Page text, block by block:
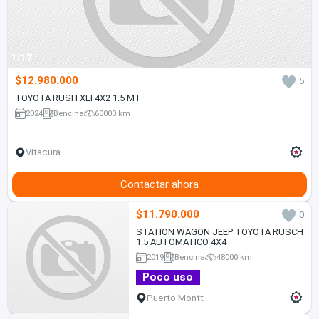
1/17
$12.980.000
5
TOYOTA RUSH XEI 4X2 1.5 MT
2024 Bencina 60000 km
Vitacura
Contactar ahora
$11.790.000
0
STATION WAGON JEEP TOYOTA RUSCH
1.5 AUTOMATICO 4X4
2019 Bencina 48000 km
Poco uso
Puerto Montt